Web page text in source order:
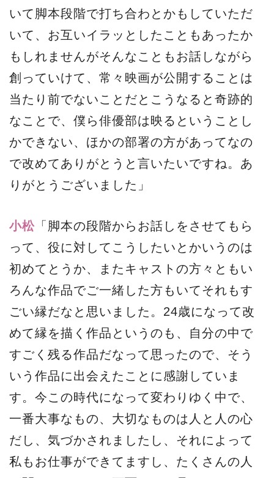
いて脚本段階で打ち合わとかもしていただ
いて、お互いイラッとしたこともあったか
もしれませんがそんなこともお話しながら
創っていけて、常々映画が公開することは
当たり前でないことだとこうなると奇跡的
なことで、僕ら俳優部は映るということし
かできない、ほかの部署の方があってなの
で改めてありがとうと言いたいですね。あ
りがとうございました」
小松「脚本の段階からお話しをさせてもら
って、役に対してこうしたいとかいうのは
初めてとうか、またキャストの方々ともい
ろんな作品でご一緒した方もいてそれもす
ごい縁だなと思いました。24歳になって改
めて縁を描く作品というのも、自分の中で
すごく残る作品だなって思ったので、そう
いう作品に出会えたことに感謝していま
す。今この時代になって変わりゆく中で、
一番大事なもの、大切なものは人と人の心
だし、気づかされましたし、それによって
私もお仕事ができてますし、たくさんの人